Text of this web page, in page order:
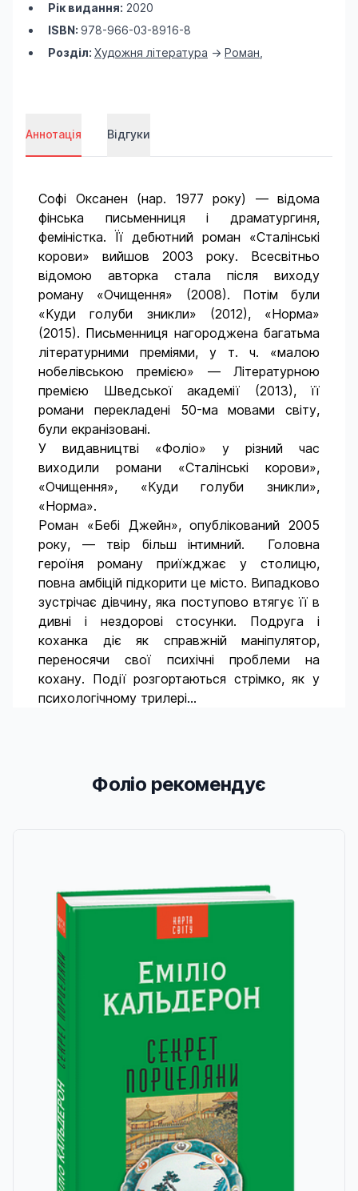
Рік видання: 2020
ISBN: 978-966-03-8916-8
Розділ: Художня література -> Роман
Аннотація Відгуки
Софі Оксанен (нар. 1977 року) — відома
фінська письменниця і драматургиня,
феміністка. Її дебютний роман «Сталінські
корови» вийшов 2003 року. Всесвітньо
відомою авторка стала після виходу
роману «Очищення» (2008). Потім були
«Куди голуби зникли» (2012), «Норма»
(2015). Письменниця нагороджена багатьма
літературними преміями, у т. ч. «малою
нобелівською премією» — Літературною
премією Шведської академії (2013), її
романи перекладені 50-ма мовами світу,
були екранізовані.
У видавництві «Фоліо» у різний час
виходили романи «Сталінські корови»,
«Очищення», «Куди голуби зникли»,
«Норма».
Роман «Бебі Джейн», опублікований 2005
року, — твір більш інтимний. Головна
героїня роману приїжджає у столицю,
повна амбіцій підкорити це місто. Випадково
зустрічає дівчину, яка поступово втягує її в
дивні і нездорові стосунки. Подруга і
коханка діє як справжній маніпулятор,
переносячи свої психічні проблеми на
кохану. Події розгортаються стрімко, як у
психологічному трилері...
Фоліо рекомендує